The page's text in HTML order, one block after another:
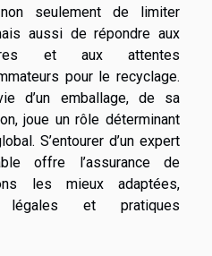
seulement de limiter
aussi de répondre aux
et aux attentes
pour le recyclage.
d’un emballage, de sa
joue un rôle déterminant
S’entourer d’un expert
offre l’assurance de
les mieux adaptées,
légales et pratiques